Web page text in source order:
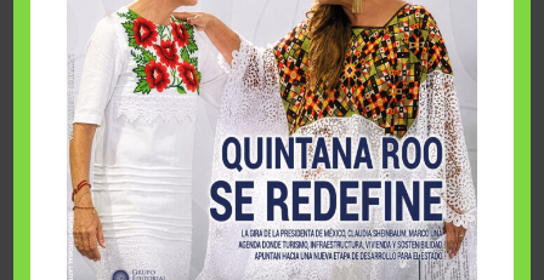
Fairmont Mayakoba y Make-A-Wish México unieron
esfuerzos para hacer realidad el deseo de una …